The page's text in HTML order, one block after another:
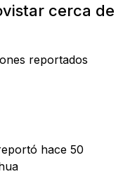
cerca de
reportados
hace 50